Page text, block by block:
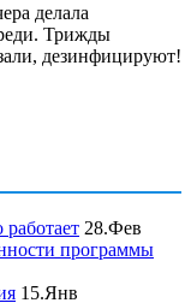
делала
Трижды
дезинфицируют!
работает 28.Фев
программы
15.Янв